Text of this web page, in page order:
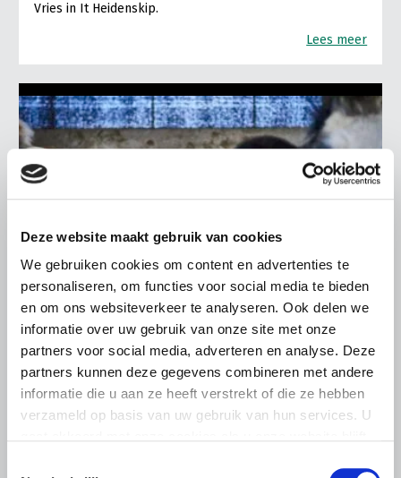
Deze website maakt gebruik van cookies
We gebruiken cookies om content en advertenties te
personaliseren, om functies voor social media te bieden
en om ons websiteverkeer te analyseren. Ook delen we
informatie over uw gebruik van onze site met onze
partners voor social media, adverteren en analyse. Deze
partners kunnen deze gegevens combineren met andere
informatie die u aan ze heeft verstrekt of die ze hebben
verzameld op basis van uw gebruik van hun services. U
Vries in It Heidenskip.
Lees meer
ALGEMENE INFORMATIE
19 JUNI 2026
Bestrijding BVD vanaf 1 januari 2028